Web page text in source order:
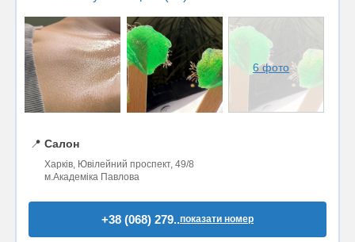
6 фото
📍 Салон
Харків, Ювілейний проспект, 49/8
м.Академіка Павлова
+38 (068) 279..показати номер